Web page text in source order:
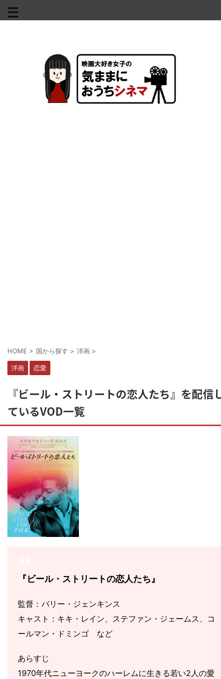
HOME > 国から探す > 洋画 >
洋画 恋愛
『ビール・ストリートの恋人たち』を配信
ているVOD一覧
『ビール・ストリートの恋人たち』
監督：バリー・ジェンキンス
キャスト：キキ・レイン、ステファン・ジェームス、コ
ールマン・ドミンゴ など
あらすじ
1970年代ニューヨークのハーレムに生きる若い2人の愛